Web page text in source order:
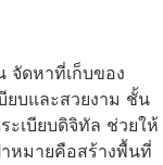
จัดหาที่เก็บของ
ยบและสวยงาม ชั้น
ะเบียบดิจิทัล ช่วยให้
หมายคือสร้างพื้นที่